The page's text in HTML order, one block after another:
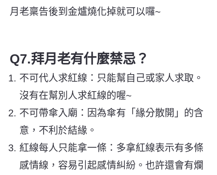
月老稟告後到金爐燒化掉就可以囉~
Q7.拜月老有什麼禁忌？
不可代人求紅線：只能幫自己或家人求取。
沒有在幫別人求紅線的喔~
不可帶傘入廟：因為傘有「緣分散開」的含
意，不利於結緣。
紅線每人只能拿一條：多拿紅線表示有多條
感情線，容易引起感情糾紛。也許還會有爛